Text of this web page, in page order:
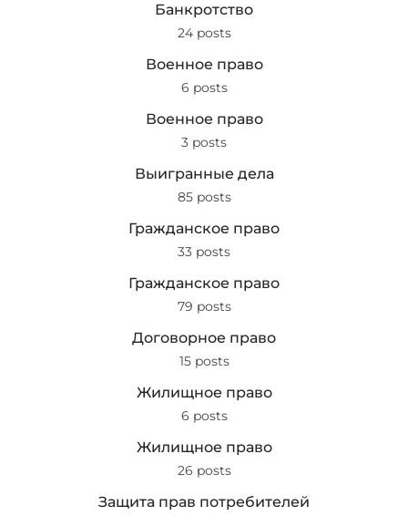
Банкротство
24 posts
Военное право
6 posts
Военное право
3 posts
Выигранные дела
85 posts
Гражданское право
33 posts
Гражданское право
79 posts
Договорное право
15 posts
Жилищное право
6 posts
Жилищное право
26 posts
Защита прав потребителей